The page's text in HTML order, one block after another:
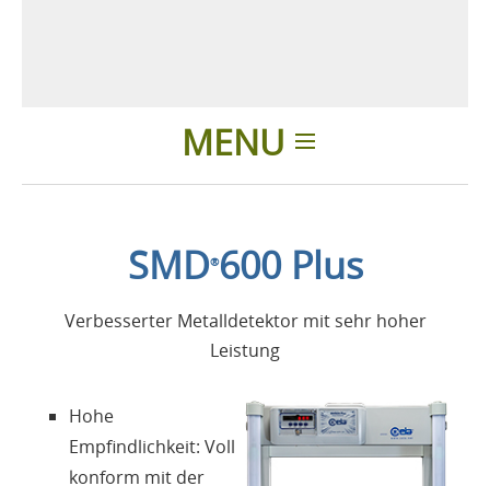
MENU
Anwendungen
Über uns
Kontakte
SMD®600 Plus
Verbesserter Metalldetektor mit sehr hoher
Leistung
Hohe
Empfindlichkeit: Voll
konform mit der